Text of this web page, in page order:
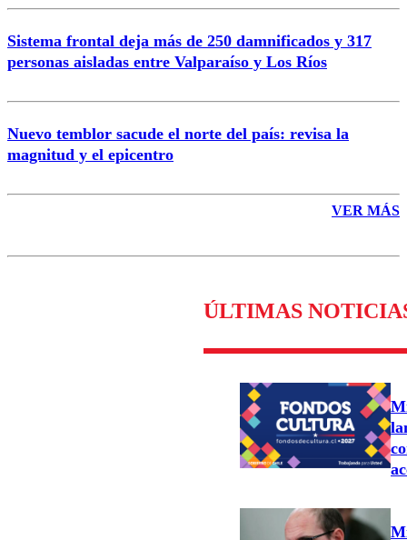
Sistema frontal deja más de 250 damnificados y 317
personas aisladas entre Valparaíso y Los Ríos
Nuevo temblor sacude el norte del país: revisa la
magnitud y el epicentro
VER MÁS
ÚLTIMAS